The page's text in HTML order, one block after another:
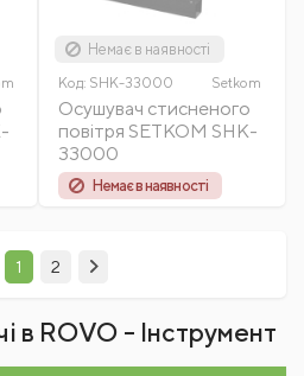
Немає в наявності
Код: SHK-33000 Setkom
Осушувач стисненого
повітря SETKOM SHK-
33000
Немає в наявності
1 2
в ROVO - Інструмент